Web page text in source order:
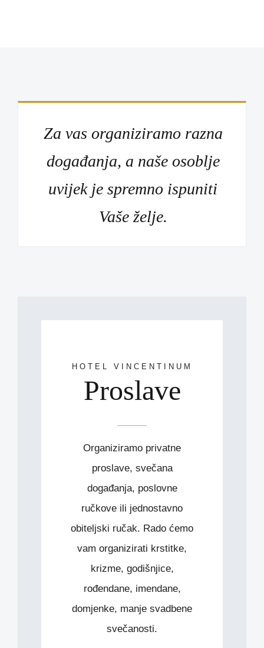
Za vas organiziramo razna
događanja, a naše osoblje
uvijek je spremno ispuniti
Vaše želje.
HOTEL VINCENTINUM
Proslave
Organiziramo privatne
proslave, svečana
događanja, poslovne
ručkove ili jednostavno
obiteljski ručak. Rado ćemo
vam organizirati krstitke,
krizme, godišnjice,
rođendane, imendane,
domjenke, manje svadbene
svečanosti.